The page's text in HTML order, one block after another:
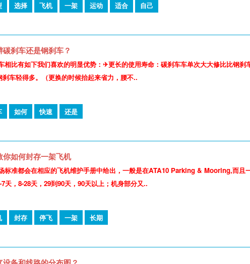
选择 飞机 一架 运动 适合 自己
刹车还是钢刹车？
相比有如下我们喜欢的明显优势：✈更长的使用寿命：碳刹⻋车单次⼤大修⽐比钢
车轻得多。（更换的时候抬起来省力，腰不..
如何 快速 还是
你如何封存一架飞机
标准都会在相应的飞机维护手册中给出，一般是在ATA10 Parking & Mooring,而且
天，8-28天，29到90天，90天以上；机身部分又..
封存 停飞 一架 长期